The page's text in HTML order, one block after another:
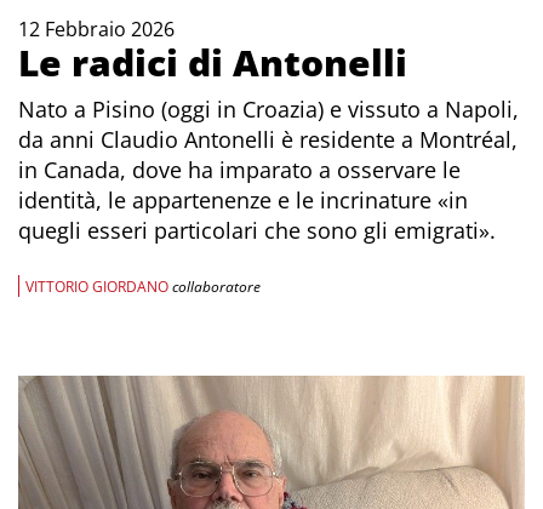
12 Febbraio 2026
Le radici di Antonelli
Nato a Pisino (oggi in Croazia) e vissuto a Napoli,
da anni Claudio Antonelli è residente a Montréal,
in Canada, dove ha imparato a osservare le
identità, le appartenenze e le incrinature «in
quegli esseri particolari che sono gli emigrati».
VITTORIO GIORDANOcollaboratore